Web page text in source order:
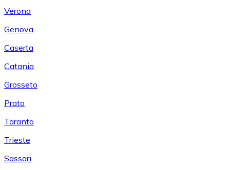
Verona
Genova
Caserta
Catania
Grosseto
Prato
Taranto
Trieste
Sassari